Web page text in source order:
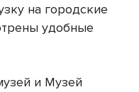
на городские
удобные
и Музей